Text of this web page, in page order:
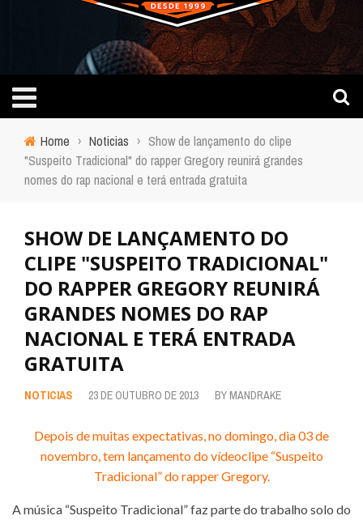
Home › Noticias › Show de lançamento do clipe
"Suspeito Tradicional" do rapper Gregory reunirá grandes
nomes do rap nacional e terá entrada gratuita
SHOW DE LANÇAMENTO DO
CLIPE "SUSPEITO TRADICIONAL"
DO RAPPER GREGORY REUNIRÁ
GRANDES NOMES DO RAP
NACIONAL E TERÁ ENTRADA
GRATUITA
NOTICIAS 23 DE OUTUBRO DE 2013 BY MANDRAKE
Depois de muitas expectativas, no domingo, dia 03 de
novembro, tem lançamento do vídeoclipe “Suspeito
Tradicional” do rapper Gregory.
A música “Suspeito Tradicional” faz parte do trabalho solo do